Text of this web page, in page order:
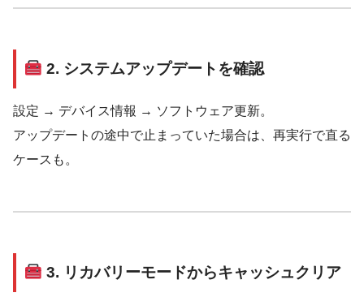
2. システムアップデートを確認
設定 → デバイス情報 → ソフトウェア更新。
アップデートの途中で止まっていた場合は、再実行で直る
ケースも。
3. リカバリーモードからキャッシュクリア